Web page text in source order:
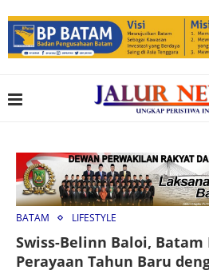
BATAM LIFESTYLE
Swiss-Belinn Baloi,
Perayaan Tahun Baru